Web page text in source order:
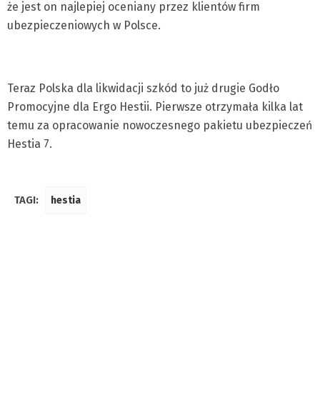
że jest on najlepiej oceniany przez klientów firm
ubezpieczeniowych w Polsce.
Teraz Polska dla likwidacji szkód to już drugie Godło
Promocyjne dla Ergo Hestii. Pierwsze otrzymała kilka lat
temu za opracowanie nowoczesnego pakietu ubezpieczeń
Hestia 7.
TAGI: hestia